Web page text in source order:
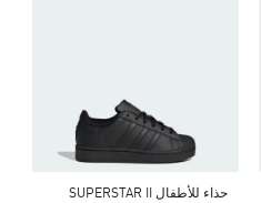
حذاء للأطفال SUPERSTAR II